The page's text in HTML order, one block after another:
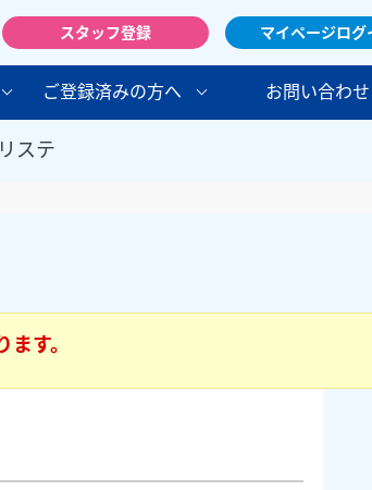
スタッフ登録 マイページログ
ご登録済みの方へ お問い合わせ
ステ
す。